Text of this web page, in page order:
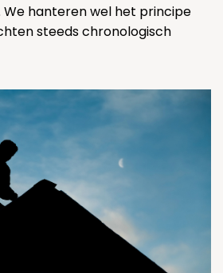
We hanteren wel het principe
steeds chronologisch